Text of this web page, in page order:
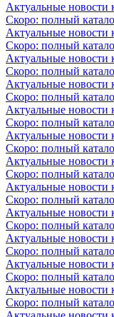
Актуальные новости
Скоро: полный
Актуальные новости
Скоро: полный
Актуальные новости
Скоро: полный
Актуальные новости
Скоро: полный
Актуальные новости
Скоро: полный
Актуальные новости
Скоро: полный
Актуальные новости
Скоро: полный
Актуальные новости
Скоро: полный
Актуальные новости
Скоро: полный
Актуальные новости
Скоро: полный
Актуальные новости
Скоро: полный
Актуальные новости
Скоро: полный